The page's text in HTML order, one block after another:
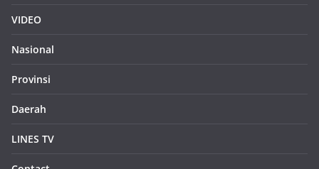
VIDEO
Nasional
Provinsi
Daerah
LINES TV